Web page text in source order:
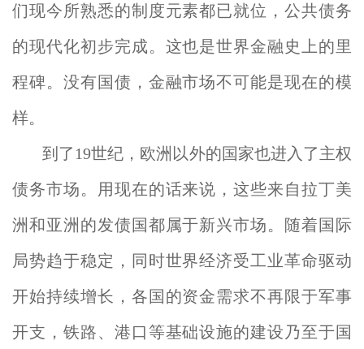
们现今所熟悉的制度元素都已就位，公共债务
的现代化初步完成。这也是世界金融史上的里
程碑。没有国债，金融市场不可能是现在的模
样。
到了19世纪，欧洲以外的国家也进入了主权
债务市场。用现在的话来说，这些来自拉丁美
洲和亚洲的发债国都属于新兴市场。随着国际
局势趋于稳定，同时世界经济受工业革命驱动
开始持续增长，各国的资金需求不再限于军事
开支，铁路、港口等基础设施的建设乃至于国